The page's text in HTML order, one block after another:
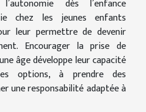
dès l’enfance
chez les jeunes enfants
leur permettre de devenir
Encourager la prise de
âge développe leur capacité
options, à prendre des
une responsabilité adaptée à